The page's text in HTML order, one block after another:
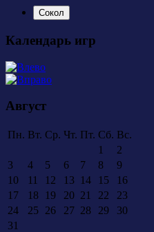
Сокол
Календарь игр
Август
Пн. Вт. Ср. Чт. Пт. Сб. Вс.
1
2
3
4 5 6 7 8
9
10
11 12 13 14 15
16
17
18 19 20 21 22
23
24
25 26 27 28 29
30
31